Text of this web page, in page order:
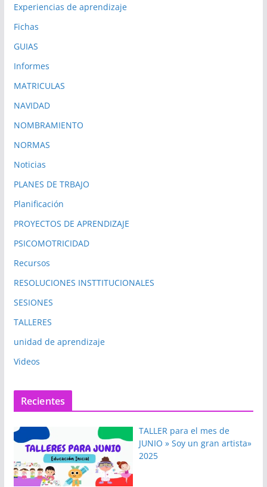
Experiencias de aprendizaje
Fichas
GUIAS
Informes
MATRICULAS
NAVIDAD
NOMBRAMIENTO
NORMAS
Noticias
PLANES DE TRBAJO
Planificación
PROYECTOS DE APRENDIZAJE
PSICOMOTRICIDAD
Recursos
RESOLUCIONES INSTTITUCIONALES
SESIONES
TALLERES
unidad de aprendizaje
Videos
Recientes
TALLER para el mes de
JUNIO » Soy un gran artista»
2025